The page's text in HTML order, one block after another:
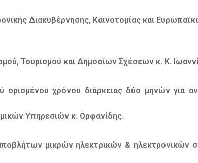
Διακυβέρνησης, Καινοτομίας και
Τουρισμού και Δημοσίων Σχέσεων κ. Κ.
χρόνου διάρκειας δύο μηνών για
Υπηρεσιών κ. Ορφανίδης.
μικρών ηλεκτρικών &